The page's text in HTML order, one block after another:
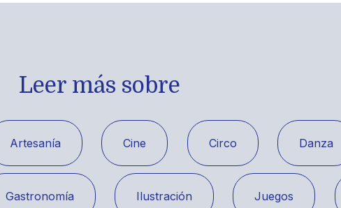
Leer más sobre
Artesanía Cine Circo Danza
Gastronomía Ilustración Juegos